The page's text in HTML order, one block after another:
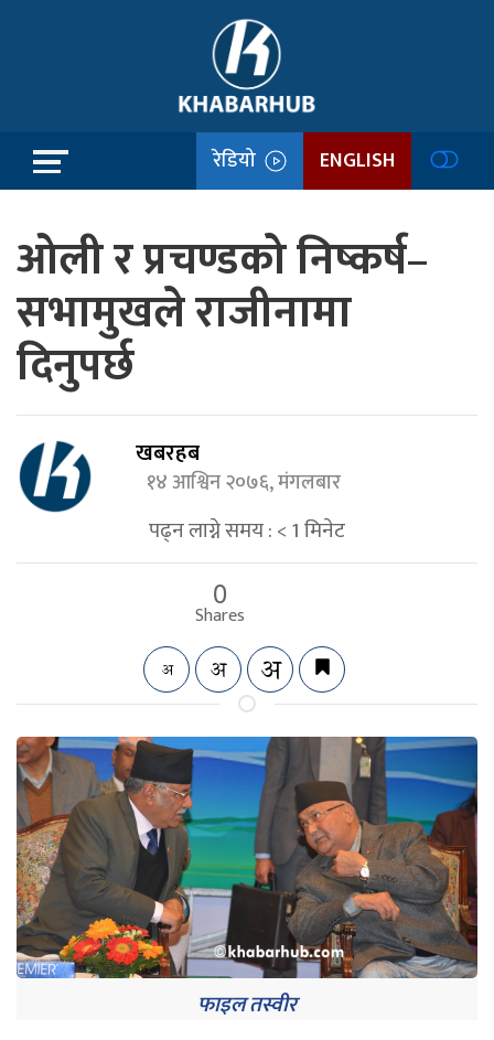
रेडियो ENGLISH
ओली र प्रचण्डको निष्कर्ष–
सभामुखले राजीनामा
दिनुपर्छ
खबरहब
१४ आश्विन २०७६, मंगलबार
पढ्न लाग्ने समय :< 1मिनेट
0
Shares
फाइल तस्वीर